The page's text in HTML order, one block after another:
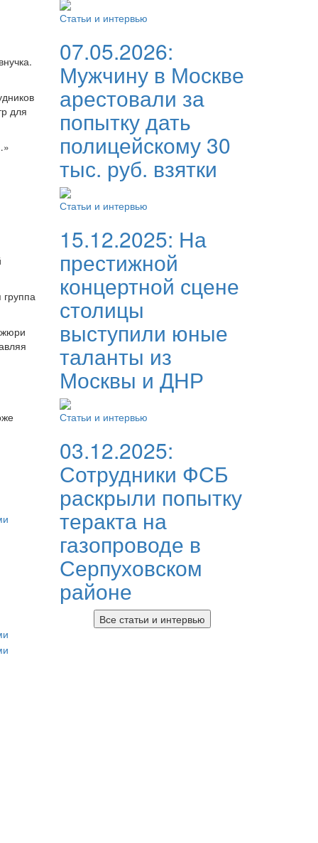
для
Статьи и интервью
07.05.2026:
Мужчину в Москве
арестовали за
попытку дать
полицейскому 30
тыс. руб. взятки
Статьи и интервью
15.12.2025: На
престижной
концертной сцене
столицы
выступили юные
таланты из
Москвы и ДНР
Статьи и интервью
03.12.2025:
Сотрудники ФСБ
раскрыли попытку
теракта на
газопроводе в
Серпуховском
районе
Все статьи и интервью